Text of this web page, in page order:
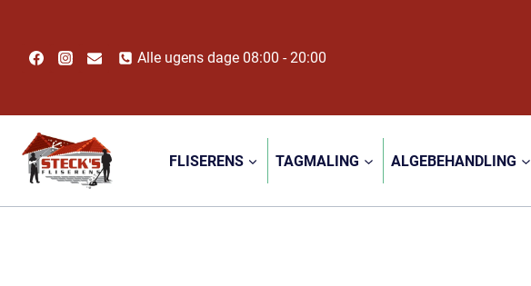
indhold
Alle ugens dage 08:00 - 20:00
FLISERENS TAGMALING ALGEBEHANDLING